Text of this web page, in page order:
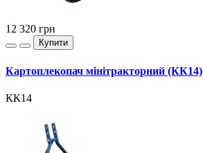
12 320 грн
Купити
Картоплекопач мінітракторний (КК14)
КК14